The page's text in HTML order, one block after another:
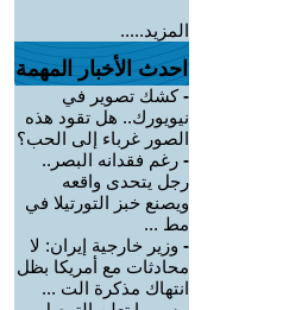
المزيد.....
احدث الأخبار المهمة
-كشك تصوير في
نيويورك.. هل تقود هذه
الصور غرباء إلى الحب؟
- رغم فقدانه البصر..
رجل يتحدى واقعه
ويصنع خبز التورتيلا في
مط ...
- وزير خارجية إيران: لا
محادثات مع أمريكا بظل
انتهاك مذكرة الت ...